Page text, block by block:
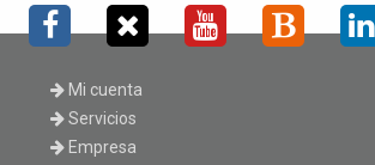
Mi cuenta
Servicios
Empresa